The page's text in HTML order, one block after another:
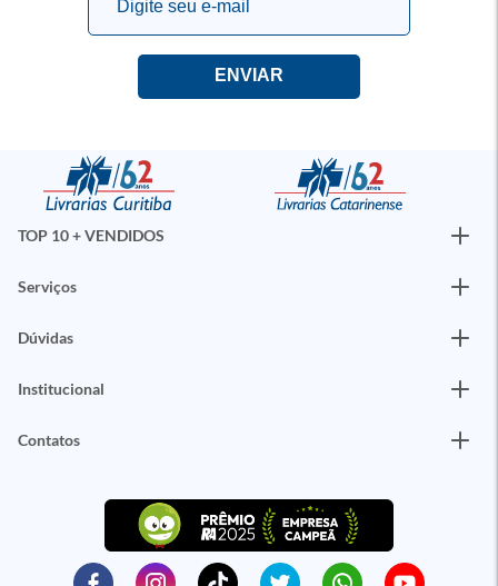
TOP 10 + VENDIDOS
Serviços
Dúvidas
Institucional
Contatos